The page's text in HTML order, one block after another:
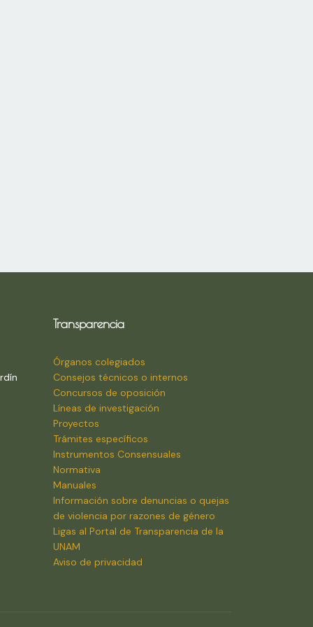
Transparencia
Órganos colegiados
Consejos técnicos o internos
Concursos de oposición
Líneas de investigación
Proyectos
Trámites específicos
Instrumentos Consensuales
Normativa
Manuales
Información sobre denuncias o quejas
de violencia por razones de género
Ligas al Portal de Transparencia de la
UNAM
Aviso de privacidad